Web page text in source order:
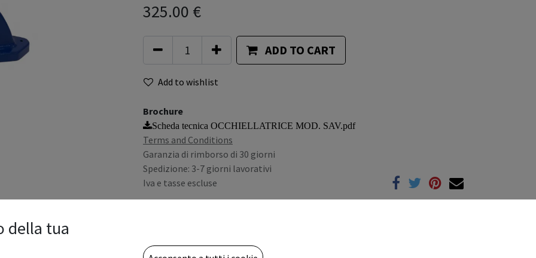
325.00 €
ADD TO CART
Add to wishlist
Brochure
Scheda tecnica OCCHIELLATRICE MOD. SAV.pdf
Terms and Conditions
Garanzia di rimborso di 30 giorni
Spedizione: 3-7 giorni lavorativi
Iva e tasse escluse
della tua